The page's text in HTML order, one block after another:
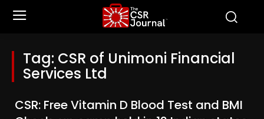
Tag: CSR of Unimoni Financial
Services Ltd
CSR: Free Vitamin D Blood Test and BMI